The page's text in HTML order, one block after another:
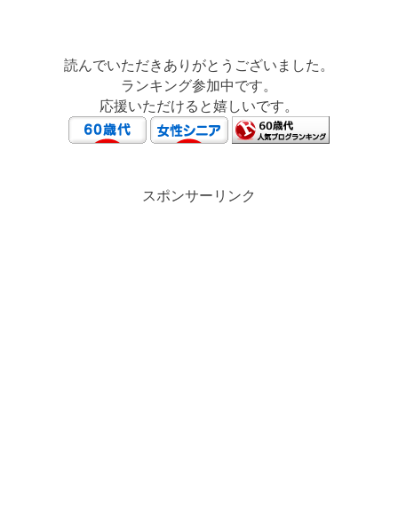
読んでいただきありがとうございました。
ランキング参加中です。
応援いただけると嬉しいです。
スポンサーリンク